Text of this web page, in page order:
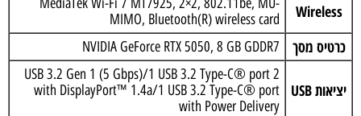
Wireless
MIMO, Bluetooth(R) wireless card
כרטיס מסך NVIDIA GeForce RTX 5050, 8 GB GDDR7
יציאות USB
2 USB 3.2 Gen 1 (5 Gbps)/1 USB 3.2 Type-C® port
with DisplayPort™ 1.4a/1 USB 3.2 Type-C® port
with Power Delivery